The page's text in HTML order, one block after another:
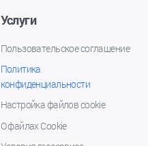
Услуги
Пользовательское соглашение
Политика
конфиденциальности
Настройка файлов cookie
О файлах Cookie